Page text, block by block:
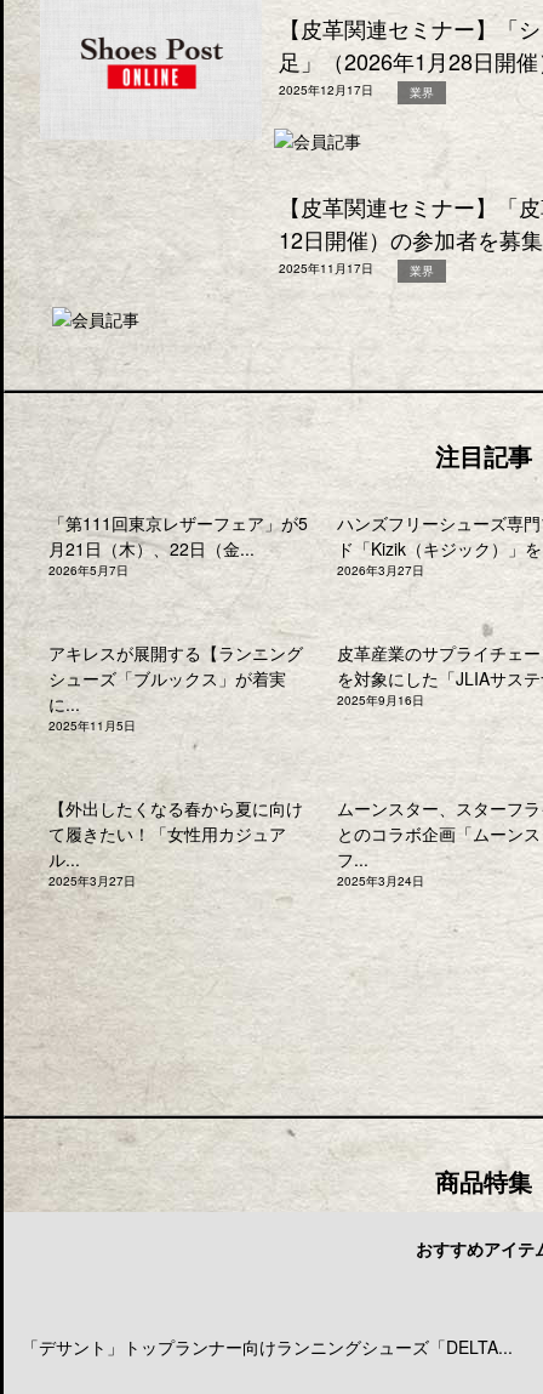
【皮革関連セミナー】「
足」（2026年1月28日開
2025年12月17日 業界
【皮革関連セミナー】「
12日開催）の参加者を募集
2025年11月17日 業界
注目記事
「第111回東京レザーフェア」が5
月21日（木）、22日（金...
2026年5月7日
ハンズフリーシューズ専
ド「Kizik（キジック）」
2026年3月27日
アキレスが展開する【ランニング
シューズ「ブルックス」が着実
に...
2025年11月5日
皮革産業のサプライチェ
を対象にした「JLIAサス
2025年9月16日
【外出したくなる春から夏に向け
て履きたい！「女性用カジュア
ル...
2025年3月27日
ムーンスター、スターフ
とのコラボ企画「ムーン
フ...
2025年3月24日
商品特集
おすすめアイテ
「デサント」トップランナー向けランニングシューズ「DELTA...